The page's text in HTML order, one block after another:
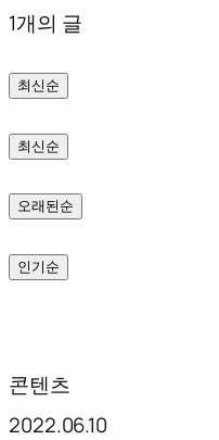
로
로
가
1개의 글
최신순
최신순
오래된순
인기순
콘텐츠
2022.06.10